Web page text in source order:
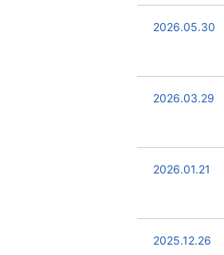
2026.05.30
2026.03.29
2026.01.21
2025.12.26